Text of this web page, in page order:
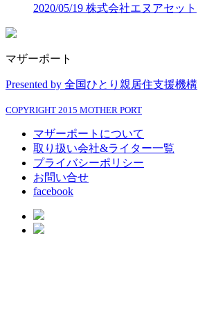
2020/05/19 株式会社エヌアセット
マザーポート
Presented by 全国ひとり親居住支援機構
COPYRIGHT 2015 MOTHER PORT
マザーポートについて
取り扱い会社&ライター一覧
プライバシーポリシー
お問い合せ
facebook